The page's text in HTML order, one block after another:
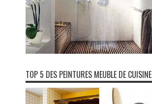
TOP 5 DES PEINTURES MEUBLE DE CUISINE